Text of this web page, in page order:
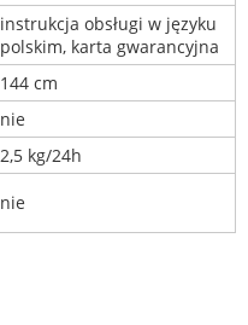
instrukcja obsługi w języku
polskim, karta gwarancyjna
144 cm
nie
2,5 kg/24h
nie